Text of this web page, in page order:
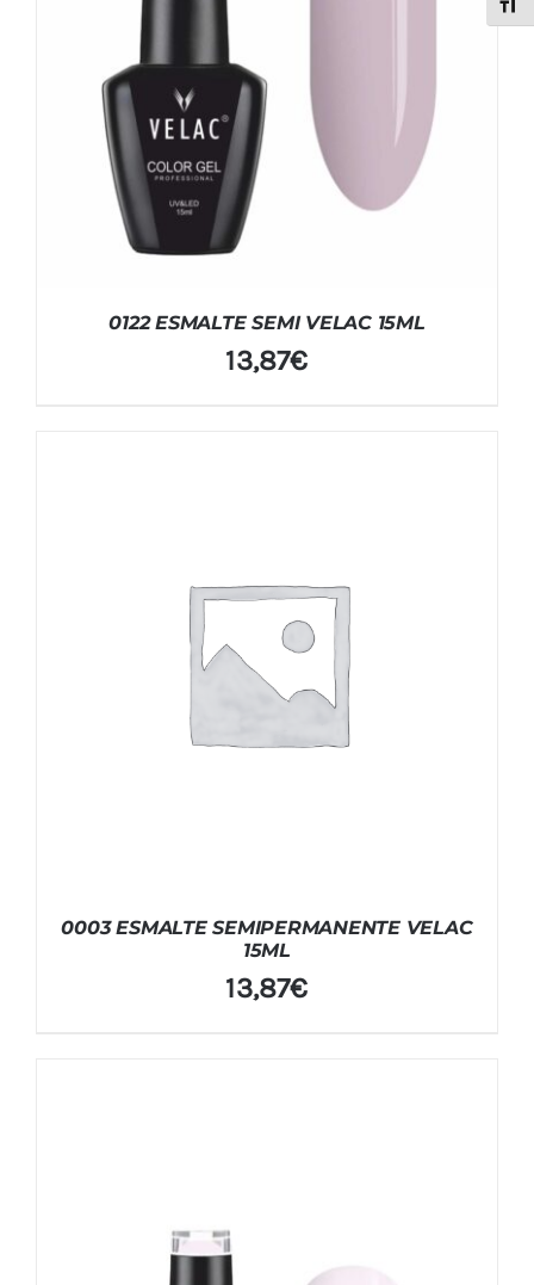
0122 ESMALTE SEMI VELAC 15ML
13,87€
0003 ESMALTE SEMIPERMANENTE VELAC
15ML
13,87€